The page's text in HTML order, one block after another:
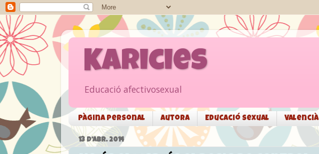
Karicies
Educació afectivosexual
Pàgina personal Autora Educació sexual Valencià
13 D’ABR. 2014